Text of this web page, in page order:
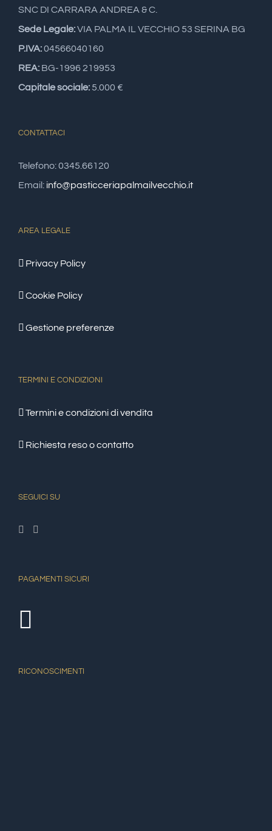
SNC DI CARRARA ANDREA & C.
Sede Legale:VIA PALMA IL VECCHIO 53 SERINA BG
P.IVA:04566040160
REA: BG-1996 219953
Capitale sociale: 5.000 €
CONTATTACI
Telefono: 0345.66120
Email: info@pasticceriapalmailvecchio.it
AREA LEGALE
Privacy Policy
Cookie Policy
Gestione preferenze
TERMINI E CONDIZIONI
Termini e condizioni di vendita
Richiesta reso o contatto
SEGUICI SU
PAGAMENTI SICURI
RICONOSCIMENTI